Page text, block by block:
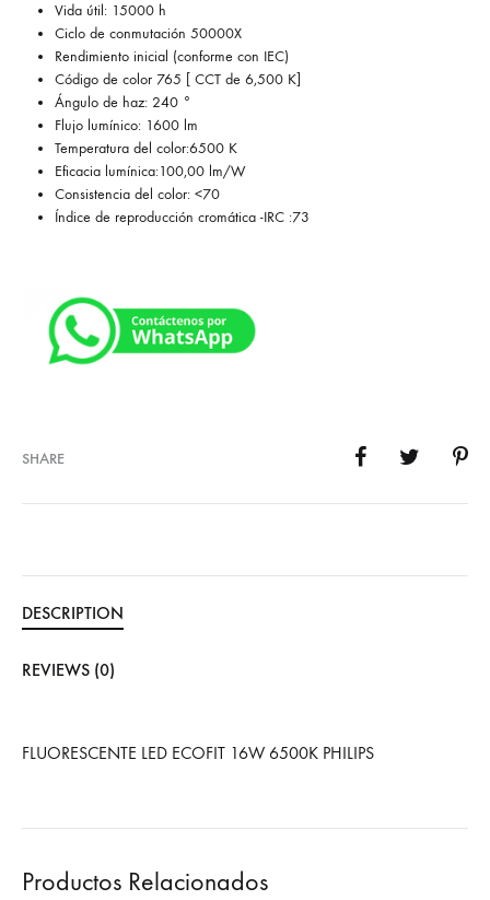
Vida útil: 15000 h
Ciclo de conmutación 50000X
Rendimiento inicial (conforme con IEC)
Código de color 765 [ CCT de 6,500 K]
Ángulo de haz: 240 °
Flujo lumínico: 1600 lm
Temperatura del color:6500 K
Eficacia lumínica:100,00 lm/W
Consistencia del color: <70
Índice de reproducción cromática -IRC :73
SHARE
DESCRIPTION
REVIEWS (0)
FLUORESCENTE LED ECOFIT 16W 6500K PHILIPS
Productos Relacionados